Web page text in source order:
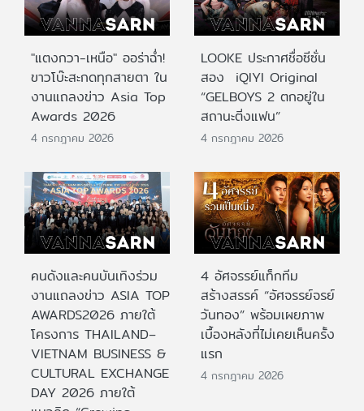
"แตงกวา-เหนือ" ออร่าฉ่ำ!
ขาวโบ๊ะสะกดทุกสายตา ใน
งานแถลงข่าว Asia Top
Awards 2026
4 กรกฎาคม 2026
LOOKE ประกาศชื่อซีซั่น
สอง iQIYI Original
“GELBOYS 2 ตกอยู่ใน
สถานะติ่งแฟน”
4 กรกฎาคม 2026
คนดังและคนบันเทิงร่วม
งานแถลงข่าว ASIA TOP
AWARDS2026 ภายใต้
โครงการ THAILAND–
VIETNAM BUSINESS &
CULTURAL EXCHANGE
DAY 2026 ภายใต้
4 อัศจรรย์แท็กทีม
สร้างสรรค์ “อัศจรรย์จรย์
วันทอง” พร้อมเผยภาพ
เบื้องหลังที่ไม่เคยเห็นครั้ง
แรก
4 กรกฎาคม 2026